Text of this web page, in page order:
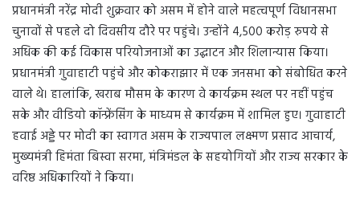
प्रधानमंत्री नरेंद्र मोदी शुक्रवार को असम में होने वाले महत्वपूर्ण विधानसभा
चुनावों से पहले दो दिवसीय दौरे पर पहुंचे। उन्होंने 4,500 करोड़ रुपये से
अधिक की कई विकास परियोजनाओं का उद्घाटन और शिलान्यास किया।
प्रधानमंत्री गुवाहाटी पहुंचे और कोकराझार में एक जनसभा को संबोधित करने
वाले थे। हालांकि, खराब मौसम के कारण वे कार्यक्रम स्थल पर नहीं पहुंच
सके और वीडियो कॉन्फ्रेंसिंग के माध्यम से कार्यक्रम में शामिल हुए। गुवाहाटी
हवाई अड्डे पर मोदी का स्वागत असम के राज्यपाल लक्ष्मण प्रसाद आचार्य,
मुख्यमंत्री हिमंता बिस्वा सरमा, मंत्रिमंडल के सहयोगियों और राज्य सरकार के
वरिष्ठ अधिकारियों ने किया।